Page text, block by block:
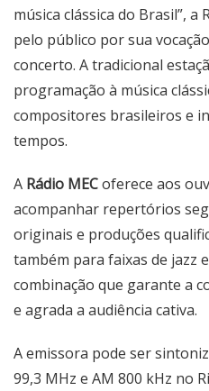
música clássica do Brasil”, a
pelo público por sua
concerto. A tradicional
programação à música
compositores brasileiros e
tempos.
A Rádio MECoferece aos
acompanhar repertórios
originais e produções
também para faixas de jazz
combinação que garante a
e agrada a audiência cativa.
A emissora pode ser
99,3 MHz e AM 800 kHz no